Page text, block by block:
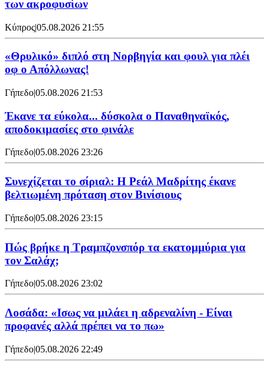
των ακροφυσίων
Κύπρος|05.08.2026 21:55
«Θρυλικό» διπλό στη Νορβηγία και φουλ για πλέι
οφ ο Απόλλωνας!
Γήπεδο|05.08.2026 21:53
Έκανε τα εύκολα... δύσκολα ο Παναθηναϊκός,
αποδοκιμασίες στο φινάλε
Γήπεδο|05.08.2026 23:26
Συνεχίζεται το σίριαλ: Η Ρεάλ Μαδρίτης έκανε
βελτιωμένη πρόταση στον Βινίσιους
Γήπεδο|05.08.2026 23:15
Πώς βρήκε η Τραμπζονσπόρ τα εκατομμύρια για
τον Σαλάχ;
Γήπεδο|05.08.2026 23:02
Λοσάδα: «Ισως να μιλάει η αδρεναλίνη - Είναι
προφανές αλλά πρέπει να το πω»
Γήπεδο|05.08.2026 22:49